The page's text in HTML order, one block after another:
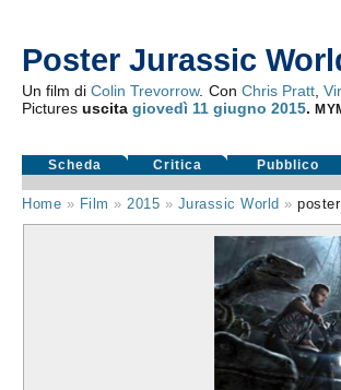
Poster Jurassic
Un film diColin Trevorrow. Con Chris Pratt,
Picturesuscitagiovedì 11 giugno 2015.
Scheda Critica Pubblico
Home » Film » 2015 » Jurassic World »poster